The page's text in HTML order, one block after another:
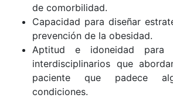
de comorbilidad.
Capacidad para diseñar
prevención de la obesidad.
Aptitud e idoneidad para
interdisciplinarios que
paciente que padece
condiciones.